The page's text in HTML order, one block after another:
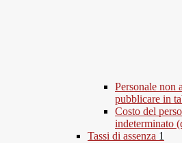
Personale non
pubblicare in
Costo del
indeterminato
Tassi di assenza 1